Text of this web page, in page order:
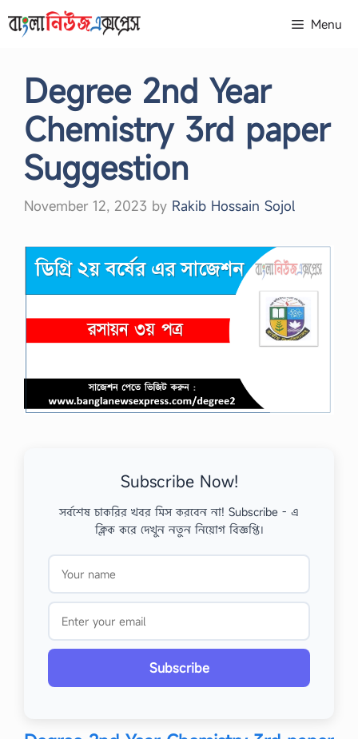
to
Menu
Degree 2nd Year
Chemistry 3rd paper
Suggestion
November 12, 2023 by Rakib Hossain Sojol
Subscribe Now!
সর্বশেষ চাকরির খবর মিস করবেন না! Subscribe - এ
ক্লিক করে দেখুন নতুন নিয়োগ বিজ্ঞপ্তি।
Subscribe